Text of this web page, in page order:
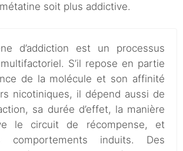
soit plus addictive.
d’addiction est un processus
S’il repose en partie
de la molécule et son affinité
nicotiniques, il dépend aussi de
sa durée d’effet, la manière
le circuit de récompense, et
comportements induits. Des